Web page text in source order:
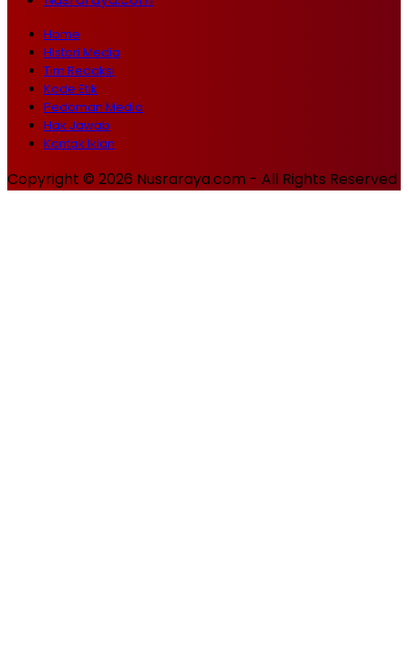
Home
Histori Media
Tim Redaksi
Kode Etik
Pedoman Media
Hak Jawab
Kontak Iklan
Copyright © 2026 Nusraraya.com - All Rights Reserved